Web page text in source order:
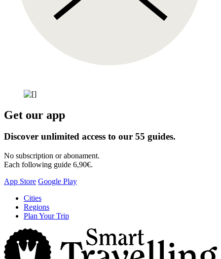
Get our app
Discover unlimited access to our 55 guides.
No subscription or abonament.
Each following guide 6,90€.
App Store Google Play
Skip
content
Cities
Regions
Plan Your Trip